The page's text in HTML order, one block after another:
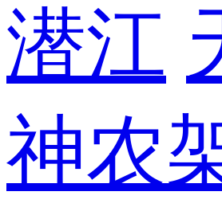
潜江
神农